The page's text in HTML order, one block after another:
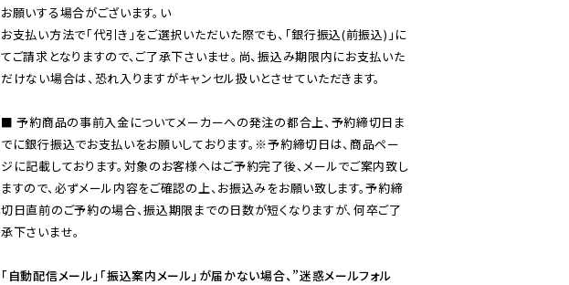
お願いする場合がございます。い
お支払い方法で「代引き」をご選択いただいた際でも、「銀行振込(前振込)」に
てご請求となりますので、ご了承下さいませ。尚、振込み期限内にお支払いた
だけない場合は、恐れ入りますがキャンセル扱いとさせていただきます。
■ 予約商品の事前入金についてメーカーへの発注の都合上、予約締切日ま
でに銀行振込でお支払いをお願いしております。※予約締切日は、商品ペー
ジに記載しております。対象のお客様へはご予約完了後、メールでご案内致し
ますので、必ずメール内容をご確認の上、お振込みをお願い致します。予約締
切日直前のご予約の場合、振込期限までの日数が短くなりますが、何卒ご了
承下さいませ。
「自動配信メール」「振込案内メール」が届かない場合、”迷惑メールフォル